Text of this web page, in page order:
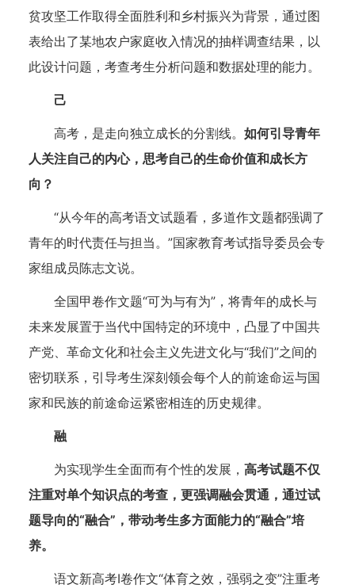
贫攻坚工作取得全面胜利和乡村振兴为背景，通过图
表给出了某地农户家庭收入情况的抽样调查结果，以
此设计问题，考查考生分析问题和数据处理的能力。
己
高考，是走向独立成长的分割线。 如何引导青年
人关注自己的内心，思考自己的生命价值和成长方
向？
“从今年的高考语文试题看，多道作文题都强调了
青年的时代责任与担当。”国家教育考试指导委员会专
家组成员陈志文说。
全国甲卷作文题“可为与有为”，将青年的成长与
未来发展置于当代中国特定的环境中，凸显了中国共
产党、革命文化和社会主义先进文化与“我们”之间的
密切联系，引导考生深刻领会每个人的前途命运与国
家和民族的前途命运紧密相连的历史规律。
融
为实现学生全面而有个性的发展， 高考试题不仅
注重对单个知识点的考查，更强调融会贯通，通过试
题导向的“融合”，带动考生多方面能力的“融合”培
养。
语文新高考I卷作文“体育之效，强弱之变”注重考